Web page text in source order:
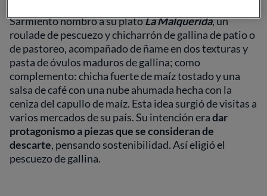
Sarmiento nombró a su platoLa Malquerida, un
roulade de pescuezo y chicharrón de gallina de patio o
de pastoreo, acompañado de ñame en dos texturas y
pasta de óvulos maduros de gallina; como
complemento: chicha fuerte de maíz tostado y una
salsa de café con una nube ahumada hecha con la
ceniza del capullo de maíz. Esta idea surgió de visitas a
varios mercados de su país. Su intención eradar
protagonismo a piezas que se consideran de
descarte, pensando sostenibilidad. Así eligió el
pescuezo de gallina.